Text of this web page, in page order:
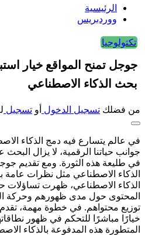
الرئيسية
ووردبريس
تكتولوجيا
جوجل تمنح المواقع خيار
بحث الذكاء الاصطناعي
من فضلك تسجيل الدخول أو تسجيل
في عالم يتسارع فيه دمج الذكاء
جوانب حياتنا الرقمية، لا يزال
في طليعة هذه الثورة. ومع تقديم
الذكاء الاصطناعي مثل نظرات عامة
الذكاء الاصطناعي، ظهرت تساؤلات
المحتوى حول مدى ظهورهم وحركة
توزيع محتواهم. في خطوة مهمة،
خيارًا مباشرًا للتحكم في ظهور
المتطورة هذه المدفوعة بالذكاء